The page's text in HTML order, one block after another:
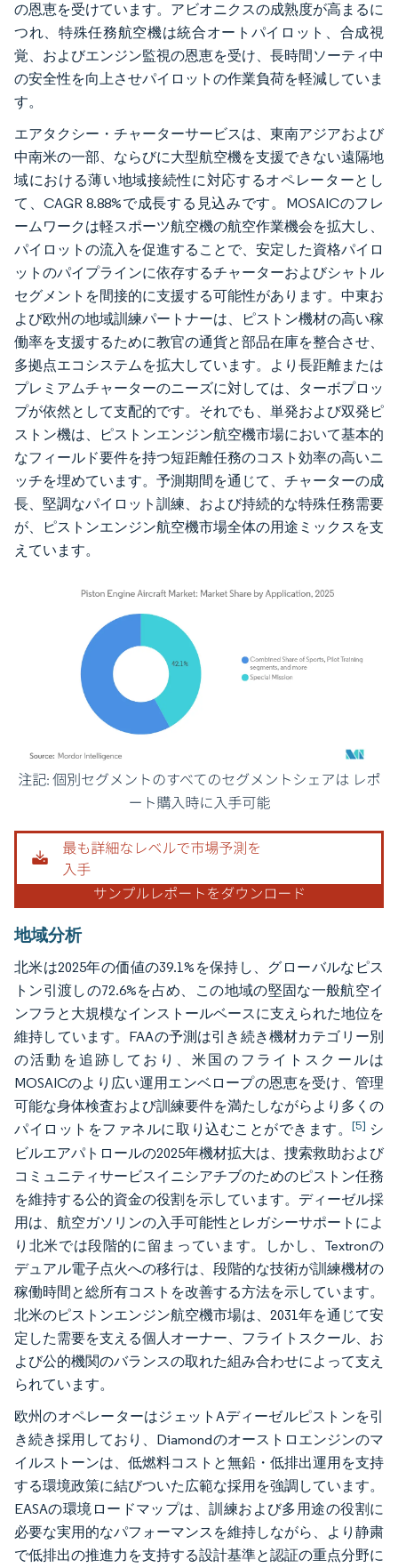
の恩恵を受けています。アビオニクスの成熟度が高まるに
つれ、特殊任務航空機は統合オートパイロット、合成視
覚、およびエンジン監視の恩恵を受け、長時間ソーティ中
の安全性を向上させパイロットの作業負荷を軽減していま
す。
エアタクシー・チャーターサービスは、東南アジアおよび
中南米の一部、ならびに大型航空機を支援できない遠隔地
域における薄い地域接続性に対応するオペレーターとし
て、CAGR 8.88%で成長する見込みです。MOSAICのフレ
ームワークは軽スポーツ航空機の航空作業機会を拡大し、
パイロットの流入を促進することで、安定した資格パイロ
ットのパイプラインに依存するチャーターおよびシャトル
セグメントを間接的に支援する可能性があります。中東お
よび欧州の地域訓練パートナーは、ピストン機材の高い稼
働率を支援するために教官の通貨と部品在庫を整合させ、
多拠点エコシステムを拡大しています。より長距離または
プレミアムチャーターのニーズに対しては、ターボプロッ
プが依然として支配的です。それでも、単発および双発ピ
ストン機は、ピストンエンジン航空機市場において基本的
なフィールド要件を持つ短距離任務のコスト効率の高いニ
ッチを埋めています。予測期間を通じて、チャーターの成
長、堅調なパイロット訓練、および持続的な特殊任務需要
が、ピストンエンジン航空機市場全体の用途ミックスを支
えています。
画像 © Mordor Intelligence。再利用にはCC BY 4.0の表示が必要です。
地域分析
北米は2025年の価値の39.1%を保持し、グローバルなピス
トン引渡しの72.6%を占め、この地域の堅固な一般航空イ
ンフラと大規模なインストールベースに支えられた地位を
維持しています。FAAの予測は引き続き機材カテゴリー別
の活動を追跡しており、米国のフライトスクールは
MOSAICのより広い運用エンベロープの恩恵を受け、管理
可能な身体検査および訓練要件を満たしながらより多くの
パイロットをファネルに取り込むことができます。[5] シ
ビルエアパトロールの2025年機材拡大は、捜索救助および
コミュニティサービスイニシアチブのためのピストン任務
を維持する公的資金の役割を示しています。ディーゼル採
用は、航空ガソリンの入手可能性とレガシーサポートによ
り北米では段階的に留まっています。しかし、Textronの
デュアル電子点火への移行は、段階的な技術が訓練機材の
稼働時間と総所有コストを改善する方法を示しています。
北米のピストンエンジン航空機市場は、2031年を通じて安
定した需要を支える個人オーナー、フライトスクール、お
よび公的機関のバランスの取れた組み合わせによって支え
られています。
欧州のオペレーターはジェットAディーゼルピストンを引
き続き採用しており、Diamondのオーストロエンジンのマ
イルストーンは、低燃料コストと無鉛・低排出運用を支持
する環境政策に結びついた広範な採用を強調しています。
EASAの環境ロードマップは、訓練および多用途の役割に
必要な実用的なパフォーマンスを維持しながら、より静粛
で低排出の推進力を支持する設計基準と認証の重点分野に